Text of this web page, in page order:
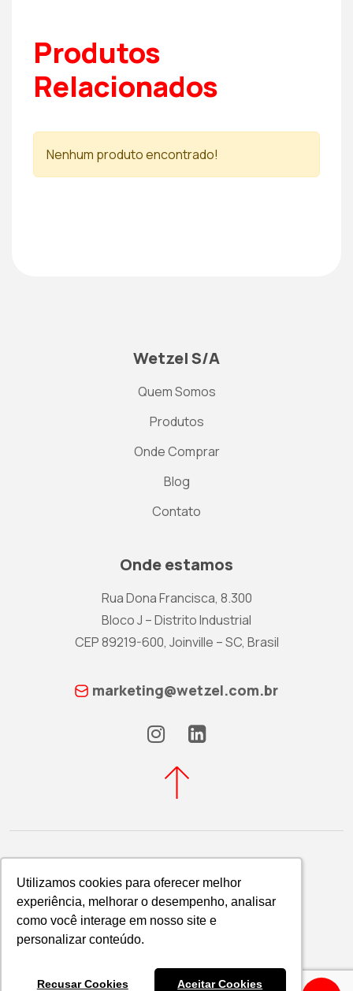
Utilizamos cookies para oferecer melhor
experiência, melhorar o desempenho, analisar
como você interage em nosso site e
personalizar conteúdo.
Recusar Cookies Aceitar Cookies
Utilizamos cookies para oferecer melhor
experiência, melhorar o desempenho, analisar
como você interage em nosso site e
personalizar conteúdo.
Recusar Cookies Aceitar Cookies
Produtos
Relacionados
Nenhum produto encontrado!
Wetzel S/A
Quem Somos
Produtos
Onde Comprar
Blog
Contato
Onde estamos
Rua Dona Francisca, 8.300
Bloco J – Distrito Industrial
CEP 89219-600, Joinville – SC, Brasil
marketing@wetzel.com.br
Política de Privacidade
WETZEL S/A © 2026